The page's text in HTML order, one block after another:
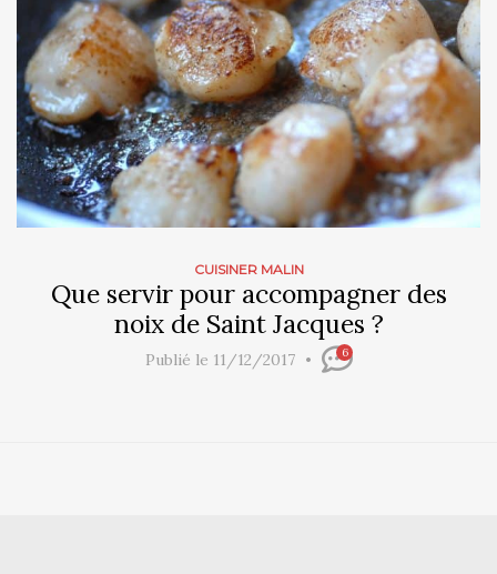
CUISINER MALIN
Que servir pour accompagner des
noix de Saint Jacques ?
Publié le 11/12/2017 6